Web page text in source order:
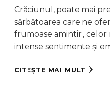
Crăciunul, poate mai
sărbătoarea care ne
frumoase amintiri, celor
intense sentimente și
CITEȘTE MAI MULT